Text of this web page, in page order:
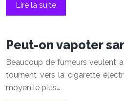
Lire la suite
Peut-on vapoter
Beaucoup de fumeurs veulent
tournent vers la cigarette
moyen le plus…